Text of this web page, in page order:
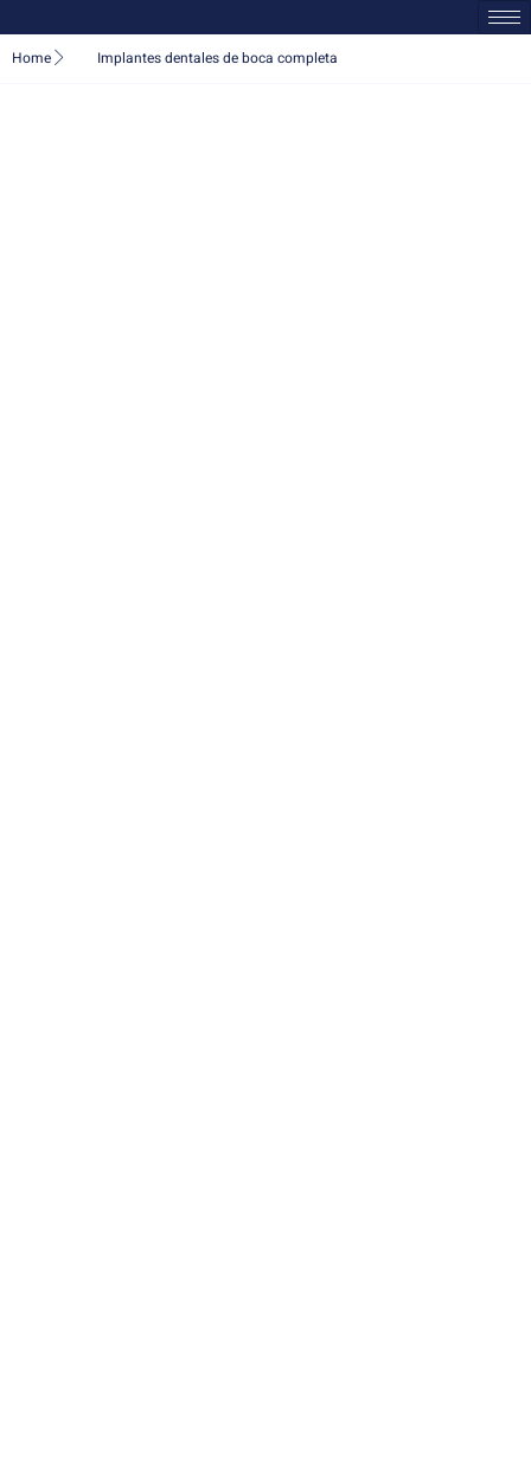
Home Implantes dentales de boca completa